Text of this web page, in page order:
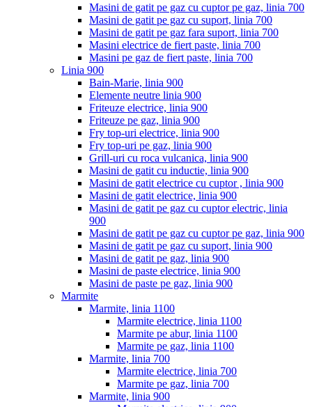
Masini de gatit pe gaz cu cuptor pe gaz, linia 700
Masini de gatit pe gaz cu suport, linia 700
Masini de gatit pe gaz fara suport, linia 700
Masini electrice de fiert paste, linia 700
Masini pe gaz de fiert paste, linia 700
Linia 900
Bain-Marie, linia 900
Elemente neutre linia 900
Friteuze electrice, linia 900
Friteuze pe gaz, linia 900
Fry top-uri electrice, linia 900
Fry top-uri pe gaz, linia 900
Grill-uri cu roca vulcanica, linia 900
Masini de gatit cu inductie, linia 900
Masini de gatit electrice cu cuptor , linia 900
Masini de gatit electrice, linia 900
Masini de gatit pe gaz cu cuptor electric, linia
900
Masini de gatit pe gaz cu cuptor pe gaz, linia 900
Masini de gatit pe gaz cu suport, linia 900
Masini de gatit pe gaz, linia 900
Masini de paste electrice, linia 900
Masini de paste pe gaz, linia 900
Marmite
Marmite, linia 1100
Marmite electrice, linia 1100
Marmite pe abur, linia 1100
Marmite pe gaz, linia 1100
Marmite, linia 700
Marmite electrice, linia 700
Marmite pe gaz, linia 700
Marmite, linia 900